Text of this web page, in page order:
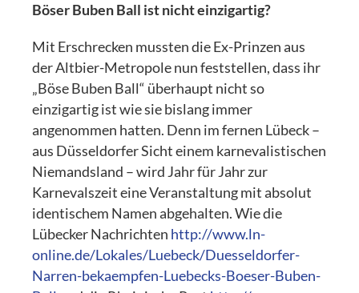
Böser Buben Ball ist nicht einzigartig?
Mit Erschrecken mussten die Ex-Prinzen aus
der Altbier-Metropole nun feststellen, dass ihr
„Böse Buben Ball“ überhaupt nicht so
einzigartig ist wie sie bislang immer
angenommen hatten. Denn im fernen Lübeck –
aus Düsseldorfer Sicht einem karnevalistischen
Niemandsland – wird Jahr für Jahr zur
Karnevalszeit eine Veranstaltung mit absolut
identischem Namen abgehalten. Wie die
Lübecker Nachrichten http://www.ln-
online.de/Lokales/Luebeck/Duesseldorfer-
Narren-bekaempfen-Luebecks-Boeser-Buben-